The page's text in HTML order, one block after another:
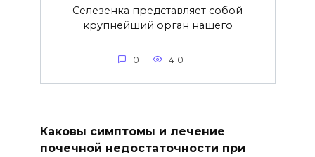
Селезенка представляет собой
крупнейший орган нашего
0 410
Каковы симптомы и лечение
почечной недостаточности при